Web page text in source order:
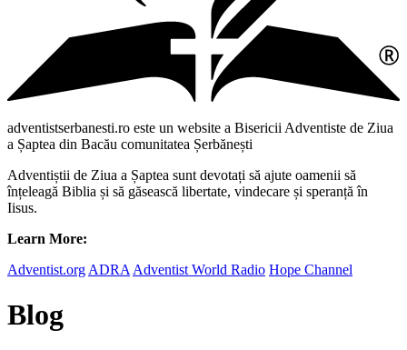
adventistserbanesti.ro este un website a Bisericii Adventiste de Ziua
a Șaptea din Bacău comunitatea Șerbănești
Adventiștii de Ziua a Șaptea sunt devotați să ajute oamenii să
înțeleagă Biblia și să găsească libertate, vindecare și speranță în
Iisus.
Learn More:
Adventist.org ADRA Adventist World Radio Hope Channel
Blog